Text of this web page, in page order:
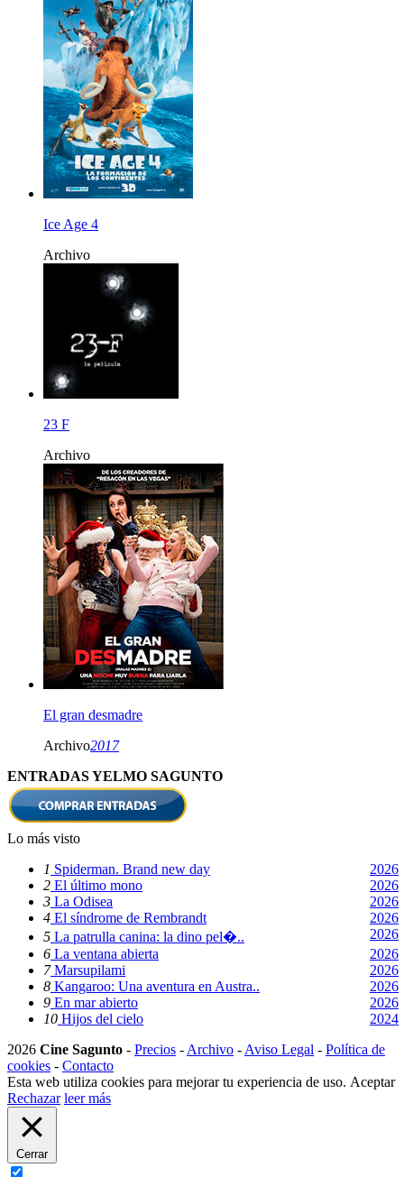
Ice Age 4
Archivo
23 F
Archivo
El gran desmadre
Archivo2017
ENTRADAS YELMO SAGUNTO
Lo más visto
1 Spiderman. Brand new day
2026
2 El último mono
2026
3 La Odisea
2026
4 El síndrome de Rembrandt
2026
5 La patrulla canina: la dino pel�..
2026
6 La ventana abierta
2026
7Marsupilami
2026
8 Kangaroo: Una aventura en Austra..
2026
9 En mar abierto
2026
10 Hijos del cielo
2024
2026 Cine Sagunto - Precios - Archivo - Aviso Legal - Política de
cookies - Contacto
Esta web utiliza cookies para mejorar tu experiencia de uso. Aceptar
Rechazar leer más
Cerrar